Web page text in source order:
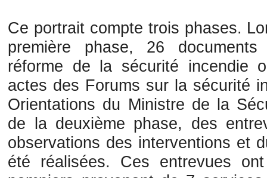
Ce portrait compte trois phases.
première phase, 26
réforme de la sécurité incendie
actes des Forums sur la sécurité
Orientations du Ministre de la
de la deuxième phase, des
observations des interventions et
été réalisées. Ces entrevues